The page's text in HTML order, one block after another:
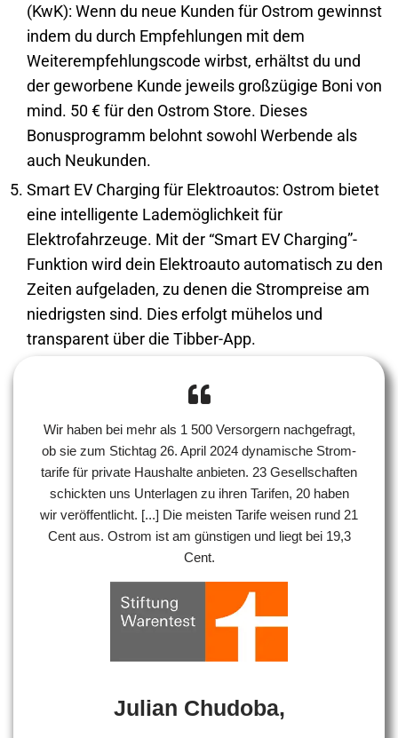
(KwK): Wenn du neue Kunden für Ostrom gewinnst
indem du durch Empfehlungen mit dem
Weiterempfehlungscode wirbst, erhältst du und
der geworbene Kunde jeweils großzügige Boni von
mind. 50 € für den Ostrom Store. Dieses
Bonusprogramm belohnt sowohl Werbende als
auch Neukunden.
Smart EV Charging für Elektroautos: Ostrom bietet
eine intelligente Lademöglichkeit für
Elektrofahrzeuge. Mit der “Smart EV Charging”-
Funktion wird dein Elektroauto automatisch zu den
Zeiten aufgeladen, zu denen die Strompreise am
niedrigsten sind. Dies erfolgt mühelos und
transparent über die Tibber-App.
Wir haben bei mehr als 1 500 Versorgern nachgefragt,
ob sie zum Stichtag 26. April 2024 dyna­mische Strom­
tarife für private Haushalte anbieten. 23 Gesell­schaften
schickten uns Unterlagen zu ihren Tarifen, 20 haben
wir veröffent­licht. [...] Die meisten Tarife weisen rund 21
Cent aus. Ostrom ist am günstigen und liegt bei 19,3
Cent.
Julian Chudoba,